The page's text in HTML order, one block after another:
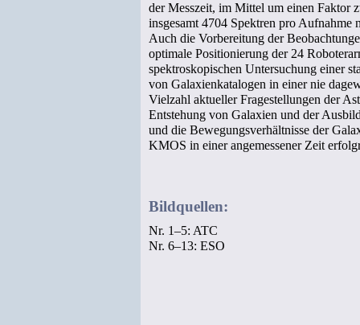
der Messzeit, im Mittel um einen Faktor
insgesamt 4704 Spektren pro Aufnahme
Auch die Vorbereitung der
optimale Positionierung der 24
spektroskopischen Untersuchung einer
von Galaxienkatalogen in einer nie
Vielzahl aktueller Fragestellungen der
Entstehung von Galaxien und der
und die Bewegungsverhältnisse der
KMOS in einer angemessener Zeit
Bildquellen:
Nr. 1–5: ATC
Nr. 6–13: ESO